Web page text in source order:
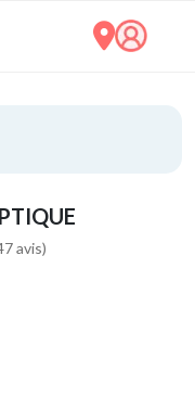
avis)